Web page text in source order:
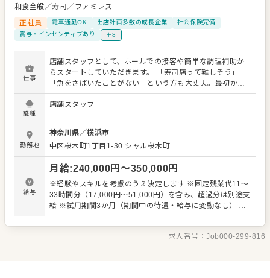
和食全般／寿司／ファミレス
正社員
電車通勤OK 出店計画多数の成長企業
社会保険完備
賞与・インセンティブあり
＋8
仕事
店舗スタッフとして、ホールでの接客や簡単な調理補助か
らスタートしていただきます。 「寿司店って難しそう」
「魚をさばいたことがない」という方も大丈夫。最初から
専門的な作業をお願いすることはありません。まずはお客
様のご案内や料理の提供、片付け、食器の準備など、覚え
内容】 ・お客様のご案内、オーダー対応 ・料理やドリンク
の提供 ・テーブルの片付け、店内清掃 ・食器や備品の準備
・簡単な盛り付け、調理補助 ・魚の仕込み補助 ・慣れてき
たら寿司の握りにもチャレンジ ・アルバイトスタッフとの
連携、声かけ 店舗では、魚の仕込みから握りまでを店内で
行っています。だからこそ、働きながら包丁の使い方や魚
の扱い方、寿司の基本も学べる環境です。 とはいえ、いき
なり全部を任せることはありません。先輩がそばで教えな
めての方も、調理に自信がない方も、まずは元気にあいさ
職種
店舗スタッフ
勤務地
神奈川県／横浜市
中区桜木町1丁目1-30 シャル桜木町
給与
月給:240,000円〜350,000円
※経験やスキルを考慮のうえ決定します ※固定残業代11～
33時間分（17,000円～51,000円）を含み、超過分は別途支
給 ※試用期間3か月（期間中の待遇・給与に変動なし） ▼
給与例 ・20歳：月給24万円～ ・30歳：月給30万円～ ・
35歳：月給32万円～ ※半年に1回人事面談を実施し、昇給
求人番号：Job000-299-816